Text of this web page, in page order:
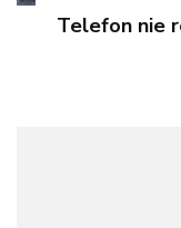
Telefon nie